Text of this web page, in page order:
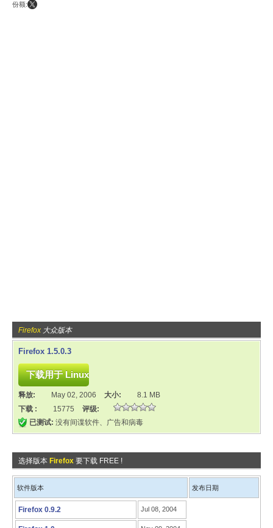
份额:
Firefox 大众版本
Firefox 1.5.0.3
释放: May 02, 2006 大小:
8.1 MB
下载 :
15775
评级:
已测试: 没有间谍软件、广告和病毒
选择版本 Firefox 要下载 FREE !
软件版本 发布日期
Firefox 0.9.2 Jul 08, 2004